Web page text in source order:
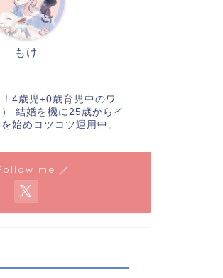
もけ
4歳児+0歳育児中のワ
結婚を機に25歳からイ
始めコツコツ運用中。
me ／